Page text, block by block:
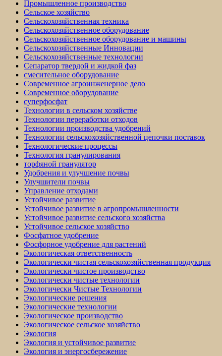
Промышленное производство
Сельское хозяйство
Сельскохозяйственная техника
Сельскохозяйственное оборудование
Сельскохозяйственное оборудование и машины
Сельскохозяйственные Инновации
Сельскохозяйственные технологии
Сепаратор твердой и жидкой фаз
смесительное оборудование
Современное агроинженерное дело
Современное оборудование
суперфосфат
Технологии в сельском хозяйстве
Технологии переработки отходов
Технологии производства удобрений
Технологии сельскохозяйственной цепочки поставок
Технологические процессы
Технология гранулирования
торфяной гранулятор
Удобрения и улучшение почвы
Улучшители почвы
Управление отходами
Устойчивое развитие
Устойчивое развитие в агропромышленности
Устойчивое развитие сельского хозяйства
Устойчивое сельское хозяйство
Фосфатное удобрение
Фосфорное удобрение для растений
Экологическая ответственность
Экологически чистая сельскохозяйственная продукция
Экологически чистое производство
Экологически чистые технологии
Экологически Чистые Технологии
Экологические решения
Экологические технологии
Экологическое производство
Экологическое сельское хозяйство
Экология
Экология и устойчивое развитие
Экология и энергосбережение